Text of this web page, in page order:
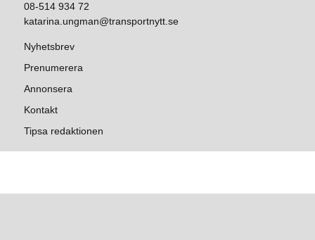
08-514 934 72
katarina.ungman@transportnytt.se
Nyhetsbrev
Prenumerera
Annonsera
Kontakt
Tipsa redaktionen